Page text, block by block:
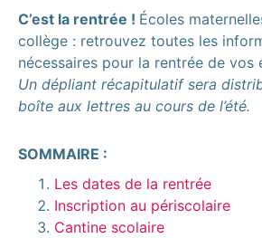
C’est la rentrée ! Écoles
collège : retrouvez toutes les
nécessaires pour la rentrée de vos
Un dépliant récapitulatif sera
boîte aux lettres au cours de l’été.
SOMMAIRE :
Les dates de la rentrée
Inscription au périscolaire
Cantine scolaire